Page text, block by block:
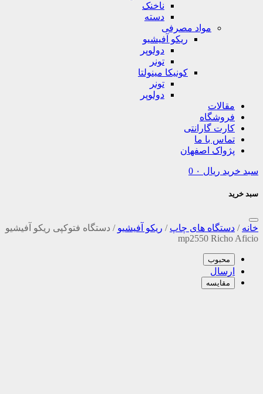
ناخنک
دسته
مواد مصرفی
ریکو آفیشیو
دولوپر
تونر
کونیکا مینولتا
تونر
دولوپر
مقالات
فروشگاه
کارت گارانتی
تماس با ما
پژواک اصفهان
سبد خرید ریال 0
سبد خرید
خانه / دستگاه های چاپ / ریکو آفیشیو / دستگاه فتوکپی ریکو آفیشیو
mp2550 Richo Aficio
محبوب
ارسال
مقایسه